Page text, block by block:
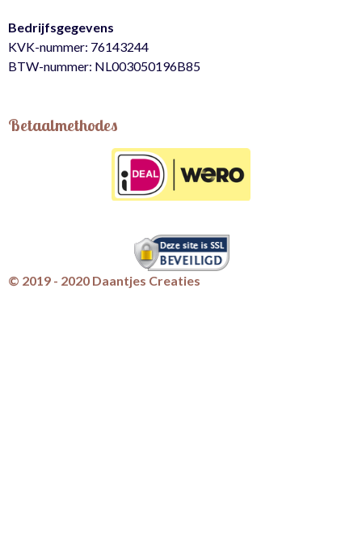
Bedrijfsgegevens
KVK-nummer: 76143244
BTW-nummer: NL003050196B85
Betaalmethodes
© 2019 - 2020 Daantjes Creaties